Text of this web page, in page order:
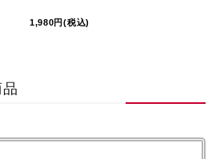
1,980円(税込)